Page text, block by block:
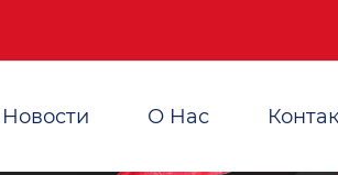
Новости О Hас